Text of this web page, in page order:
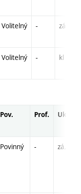
Volitelný - zá
Volitelný - kl
Pov. Prof. Uk.
Povinný - zá,zk